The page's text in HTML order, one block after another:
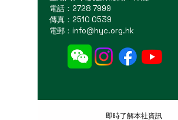
電話：2728 7999
傳真：2510 0539
電郵： info@hyc.org.hk
​即時了解本社資訊